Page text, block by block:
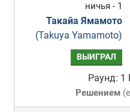
ничья - 1
Такайа Ямамото
(Takuya Yamamoto)
ВЫИГРАЛ
Раунд: 1
Решением(